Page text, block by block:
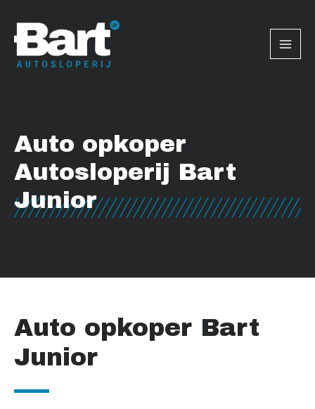
inhoud
Auto opkoper
Autosloperij Bart
Junior
Auto opkoper Bart
Junior